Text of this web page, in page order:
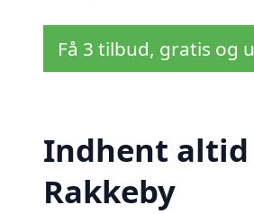
Få 3 tilbud, gratis og
Indhent altid
Rakkeby